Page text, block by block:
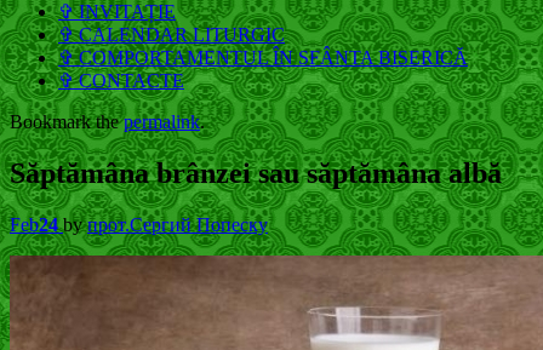
✞ INVITAȚIE
✞ CALENDAR LITURGIC
✞ COMPORTAMENTUL ÎN SFÂNTA BISERICĂ
✞ CONTACTE
Bookmark thepermalink.
Săptămâna brânzei sau săptămâna albă
Feb24 byпрот.Сергий Попеску